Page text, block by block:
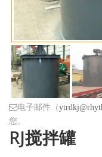
电子邮件（
您。
RJ搅拌罐